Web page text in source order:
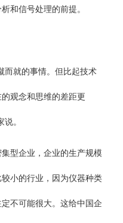
和信号处理的前提。
就的事情。但比起技术
观念和思维的差距更
。
型企业，企业的生产规模
小的行业，因为仪器种类
不可能很大。这给中国企